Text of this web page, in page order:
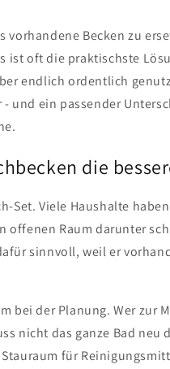
vorhandene Becken zu
ist oft die praktischste
endlich ordentlich
und ein passender
die
Set. Viele Haushalte
offenen Raum darunter
sinnvoll, weil er
bei der Planung. Wer zur
nicht das ganze Bad neu
für